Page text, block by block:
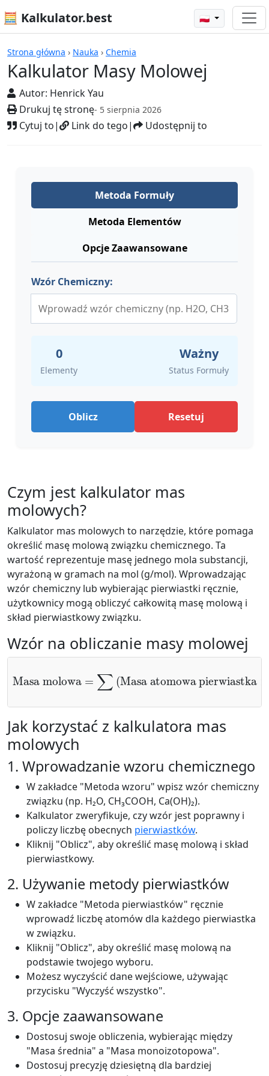
🧮 Kalkulator.best 🇵🇱
Strona główna › Nauka › Chemia
Kalkulator Masy Molowej
Autor: Henrick Yau
Drukuj tę stronę- 5 sierpnia 2026
Cytuj to| Link do tego| Udostępnij to
Kalkulatory
Metoda Formuły
Metoda Elementów
Opcje Zaawansowane
Wzór Chemiczny:
0
Elementy
Ważny
Status Formuły
Oblicz Resetuj
Czym jest kalkulator mas
molowych?
Kalkulator mas molowych to narzędzie, które pomaga
określić masę molową związku chemicznego. Ta
wartość reprezentuje masę jednego mola substancji,
wyrażoną w gramach na mol (g/mol). Wprowadzając
wzór chemiczny lub wybierając pierwiastki ręcznie,
użytkownicy mogą obliczyć całkowitą masę molową i
skład pierwiastkowy związku.
Wzór na obliczanie masy molowej
Masa molowa=∑
Masa atomowa pierwiastka×Liczba atomów
Jak korzystać z kalkulatora mas
molowych
1. Wprowadzanie wzoru chemicznego
W zakładce "Metoda wzoru" wpisz wzór chemiczny
związku (np. H₂O, CH₃COOH, Ca(OH)₂).
Kalkulator zweryfikuje, czy wzór jest poprawny i
policzy liczbę obecnych pierwiastków.
Kliknij "Oblicz", aby określić masę molową i skład
pierwiastkowy.
2. Używanie metody pierwiastków
W zakładce "Metoda pierwiastków" ręcznie
wprowadź liczbę atomów dla każdego pierwiastka
w związku.
Kliknij "Oblicz", aby określić masę molową na
podstawie twojego wyboru.
Możesz wyczyścić dane wejściowe, używając
przycisku "Wyczyść wszystko".
3. Opcje zaawansowane
Dostosuj swoje obliczenia, wybierając między
"Masa średnia" a "Masa monoizotopowa".
Dostosuj precyzję dziesiętną dla bardziej